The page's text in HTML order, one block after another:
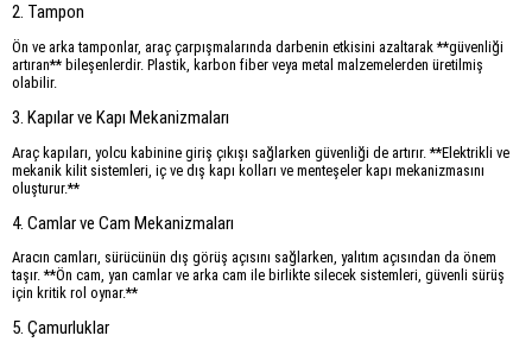
2. Tampon
Ön ve arka tamponlar, araç çarpışmalarında darbenin etkisini azaltarak **güvenliği
artıran** bileşenlerdir. Plastik, karbon fiber veya metal malzemelerden üretilmiş
olabilir.
3. Kapılar ve Kapı Mekanizmaları
Araç kapıları, yolcu kabinine giriş çıkışı sağlarken güvenliği de artırır. **Elektrikli ve
mekanik kilit sistemleri, iç ve dış kapı kolları ve menteşeler kapı mekanizmasını
oluşturur.**
4. Camlar ve Cam Mekanizmaları
Aracın camları, sürücünün dış görüş açısını sağlarken, yalıtım açısından da önem
taşır. **Ön cam, yan camlar ve arka cam ile birlikte silecek sistemleri, güvenli sürüş
için kritik rol oynar.**
5. Çamurluklar